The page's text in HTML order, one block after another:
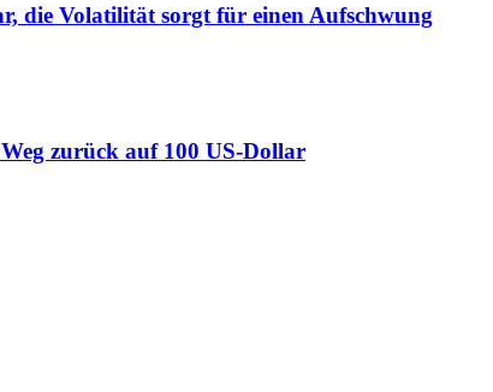
die Volatilität sorgt für einen Aufschwung
zurück auf 100 US-Dollar